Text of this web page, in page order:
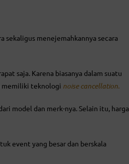
menejemahkannya secara
saja. Karena biasanya dalam suatu
memiliki teknologi noise cancellation.
model dan merk-nya. Selain itu, harga
event yang besar dan berskala